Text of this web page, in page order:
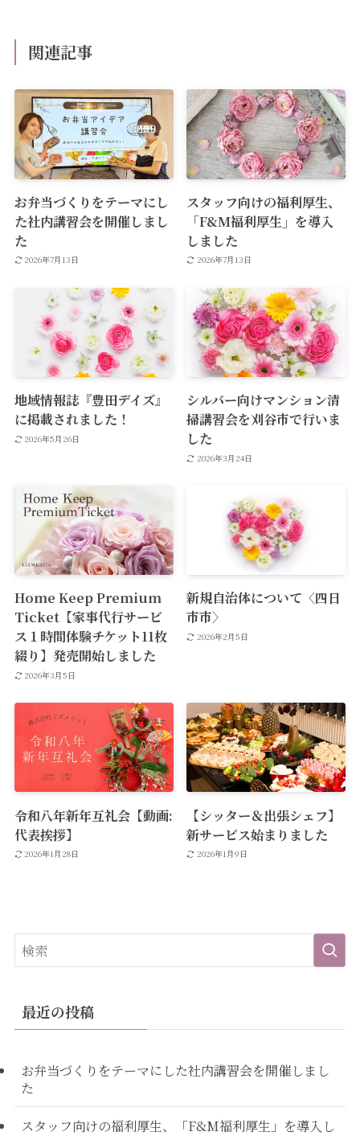
関連記事
お弁当づくりをテーマにし
た社内講習会を開催しまし
た
2026年7月13日
スタッフ向けの福利厚生、
「F&M福利厚生」を導入
しました
2026年7月13日
地域情報誌『豊田デイズ』
に掲載されました！
2026年5月26日
シルバー向けマンション清
掃講習会を刈谷市で行いま
した
2026年3月24日
Home Keep Premium
Ticket【家事代行サービ
ス１時間体験チケット11枚
綴り】発売開始しました
2026年3月5日
新規自治体について〈四日
市市〉
2026年2月5日
令和八年新年互礼会【動画:
代表挨拶】
2026年1月28日
【シッター＆出張シェフ】
新サービス始まりました
2026年1月9日
最近の投稿
お弁当づくりをテーマにした社内講習会を開催しまし
た
スタッフ向けの福利厚生、「F&M福利厚生」を導入し